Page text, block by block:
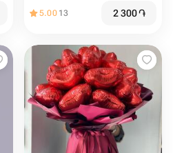
5.00 13 2 300֏